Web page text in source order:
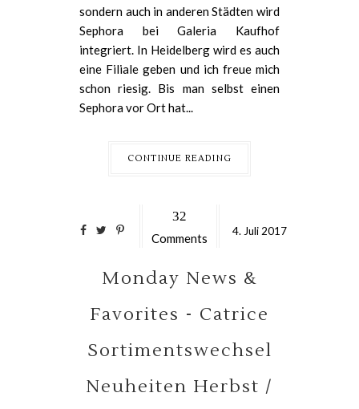
sondern auch in anderen Städten wird
Sephora bei Galeria Kaufhof
integriert. In Heidelberg wird es auch
eine Filiale geben und ich freue mich
schon riesig. Bis man selbst einen
Sephora vor Ort hat...
CONTINUE READING
32
Comments 4. Juli 2017
Monday News &
Favorites - Catrice
Sortimentswechsel
Neuheiten Herbst /